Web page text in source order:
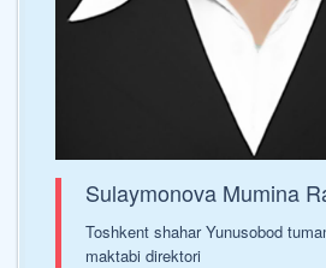
Sulaymonova Mumina
Toshkent shahar Yunusobod
maktabi direktori